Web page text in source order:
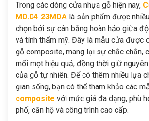
Trong các dòng cửa nhựa gỗ hiện nay,
MD.04-23MDA là sản phẩm được
chọn bởi sự cân bằng hoàn hảo giữa
và tính thẩm mỹ. Đây là mẫu cửa được
gỗ composite, mang lại sự chắc chắn,
mối mọt hiệu quả, đồng thời giữ
của gỗ tự nhiên. Để có thêm nhiều lựa
gian sống, bạn có thể tham khảo các
composite với mức giá đa dạng, phù
phố, căn hộ và công trình cao cấp.